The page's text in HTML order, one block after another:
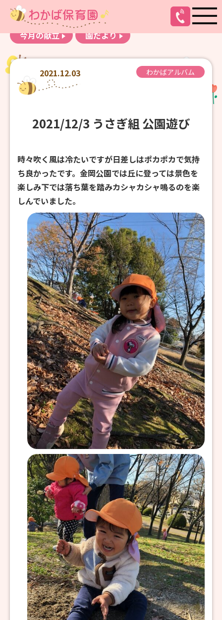
お知らせ
わかばアルバム
今月の献立
園だより
2021.12.03 わかばアルバム
2021/12/3 うさぎ組 公園遊び
時々吹く風は冷たいですが日差しはポカポカで気持
ち良かったです。金岡公園では丘に登っては景色を
楽しみ下では落ち葉を踏みカシャカシャ鳴るのを楽
しんでいました。